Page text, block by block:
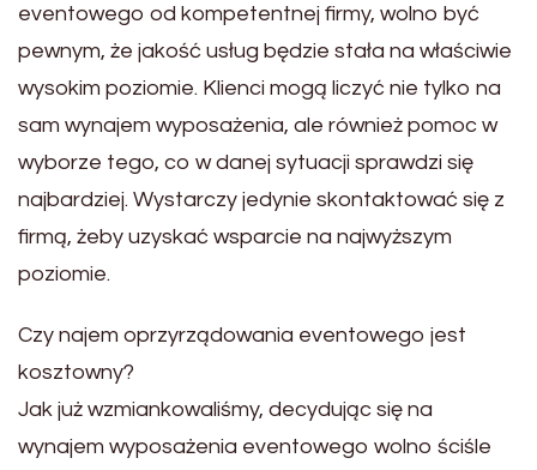
eventowego od kompetentnej firmy, wolno być
pewnym, że jakość usług będzie stała na właściwie
wysokim poziomie. Klienci mogą liczyć nie tylko na
sam wynajem wyposażenia, ale również pomoc w
wyborze tego, co w danej sytuacji sprawdzi się
najbardziej. Wystarczy jedynie skontaktować się z
firmą, żeby uzyskać wsparcie na najwyższym
poziomie.
Czy najem oprzyrządowania eventowego jest
kosztowny?
Jak już wzmiankowaliśmy, decydując się na
wynajem wyposażenia eventowego wolno ściśle